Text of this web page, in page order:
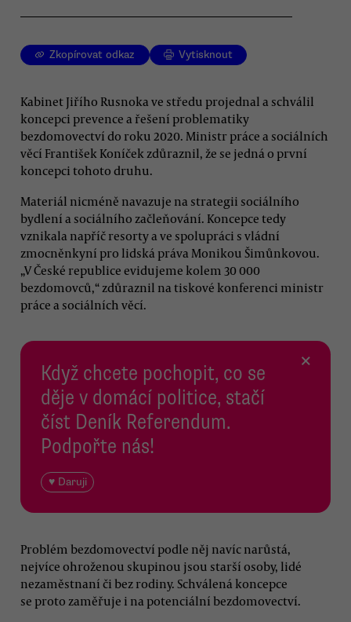
Zkopírovat odkaz Vytisknout
Kabinet Jiřího Rusnoka ve středu projednal a schválil
koncepci prevence a řešení problematiky
bezdomovectví do roku 2020. Ministr práce a sociálních
věcí František Koníček zdůraznil, že se jedná o první
koncepci tohoto druhu.
Materiál nicméně navazuje na strategii sociálního
bydlení a sociálního začleňování. Koncepce tedy
vznikala napříč resorty a ve spolupráci s vládní
zmocněnkyní pro lidská práva Monikou Šimůnkovou.
„V České republice evidujeme kolem 30 000
bezdomovců,“ zdůraznil na tiskové konferenci ministr
práce a sociálních věcí.
Když chcete pochopit, co se
děje v domácí politice, stačí
číst Deník Referendum.
Podpořte nás!
♥ Daruji
×
Problém bezdomovectví podle něj navíc narůstá,
nejvíce ohroženou skupinou jsou starší osoby, lidé
nezaměstnaní či bez rodiny. Schválená koncepce
se proto zaměřuje i na potenciální bezdomovectví.